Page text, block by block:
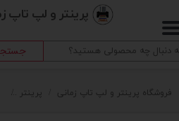
پرینتر و لپ تاپ
حساب کاربری من
تغییر گذر واژه
سفارشات
فروشگاه پرینتر و لپ تاپ زمانی پرینتر